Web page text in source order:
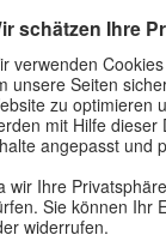
unterernährt
Kindern in
Mischung von
recherchierten
authentisch und
Lebensfreude,
Hoffnung, statt
zeigt, dass
lebensbejahend